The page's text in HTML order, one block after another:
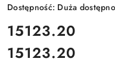
Dostępność: Duża
cena:
15123.20
Cena:
15123.20